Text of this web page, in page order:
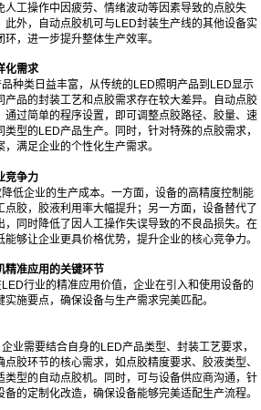
人工操作中因疲劳、情绪波动等因素导致的点胶失
此外，自动点胶机可与LED封装生产线的其他设备实
，进一步提升整体生产效率。
化需求
种类日益丰富，从传统的LED照明产品到LED显示
品的封装工艺和点胶需求存在较大差异。自动点胶
过简单的程序设置，即可调整点胶路径、胶量、速
型的LED产品生产。同时，针对特殊的点胶需求，
满足企业的个性化生产需求。
竞争力
低企业的生产成本。一方面，设备的高精度控制能
胶，胶液利用率大幅提升；另一方面，设备替代了
，同时降低了因人工操作失误导致的不良品损失。在
够让企业更具价格优势，提升企业的核心竞争力。
精准应用的关键环节
行业的精准应用价值，企业在引入和使用设备的
施要点，确保设备与生产需求完美匹配。
业需要结合自身的LED产品类型、封装工艺要求，
胶环节的核心需求，如点胶精度要求、胶液类型、
类型的自动点胶机。同时，可与设备供应商沟通，针
的定制化改造，确保设备能够完美适配生产流程。